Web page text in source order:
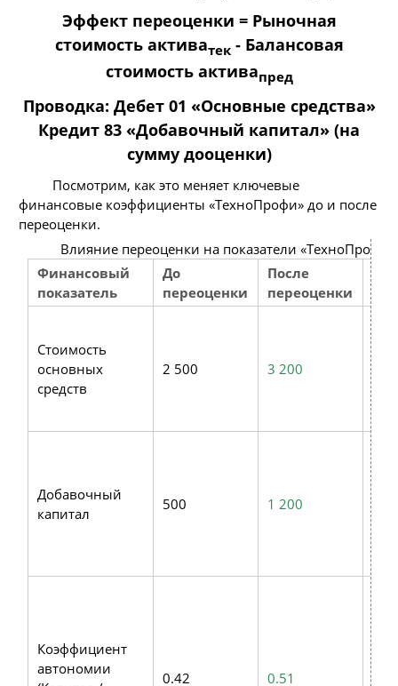
Эффект переоценки = Рыночная
стоимость активатек- Балансовая
стоимость активапред
Проводка: Дебет 01 «Основные средства»
Кредит 83 «Добавочный капитал» (на
сумму дооценки)
Посмотрим, как это меняет ключевые
финансовые коэффициенты «ТехноПрофи» до и после
переоценки.
Влияние переоценки на показатели «ТехноПрофи»
Финансовый
показатель
До
переоценки
После
переоценки
Стоимость
основных
средств
2 500 3 200
Добавочный
капитал
500 1 200
Коэффициент
автономии
0.42 0.51